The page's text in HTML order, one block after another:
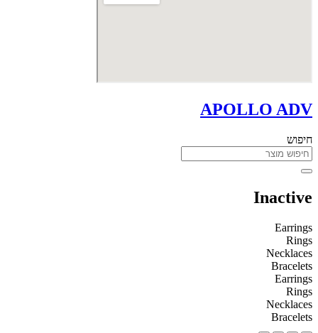
APOLLO ADV
חיפוש
Inactive
Earrings
Rings
Necklaces
Bracelets
Earrings
Rings
Necklaces
Bracelets